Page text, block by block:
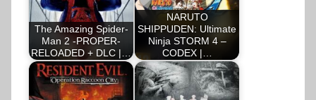
The Amazing Spider-
Man 2 -PROPER-
RELOADED + DLC |…
NARUTO
SHIPPUDEN: Ultimate
Ninja STORM 4 –
CODEX |…